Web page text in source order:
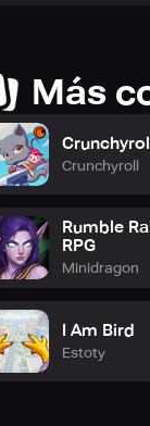
Más
Crunchyroll
Rumble
RPG
Minidragon
I Am Bird
Estoty